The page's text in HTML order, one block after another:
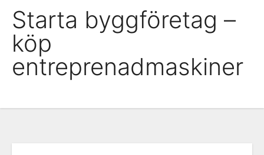
Starta byggföretag –
köp
entreprenadmaskiner